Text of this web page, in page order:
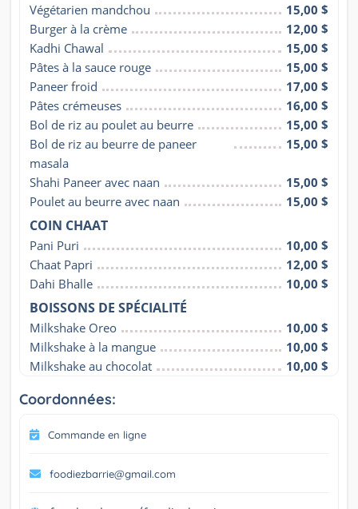
Végétarien mandchou
15,00 $
Burger à la crème
12,00 $
Kadhi Chawal
15,00 $
Pâtes à la sauce rouge
15,00 $
Paneer froid
17,00 $
Pâtes crémeuses
16,00 $
Bol de riz au poulet au beurre
15,00 $
Bol de riz au beurre de paneer
masala
15,00 $
Shahi Paneer avec naan
15,00 $
Poulet au beurre avec naan
15,00 $
COIN CHAAT
Pani Puri
10,00 $
Chaat Papri
12,00 $
Dahi Bhalle
10,00 $
BOISSONS DE SPÉCIALITÉ
Milkshake Oreo
10,00 $
Milkshake à la mangue
10,00 $
Milkshake au chocolat
10,00 $
Coordonnées:
Commande en ligne
foodiezbarrie@gmail.com